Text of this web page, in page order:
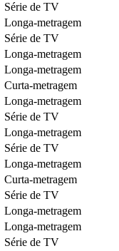
Série de TV
Longa-metragem
Série de TV
Longa-metragem
Longa-metragem
Curta-metragem
Longa-metragem
Série de TV
Longa-metragem
Série de TV
Longa-metragem
Curta-metragem
Série de TV
Longa-metragem
Longa-metragem
Série de TV